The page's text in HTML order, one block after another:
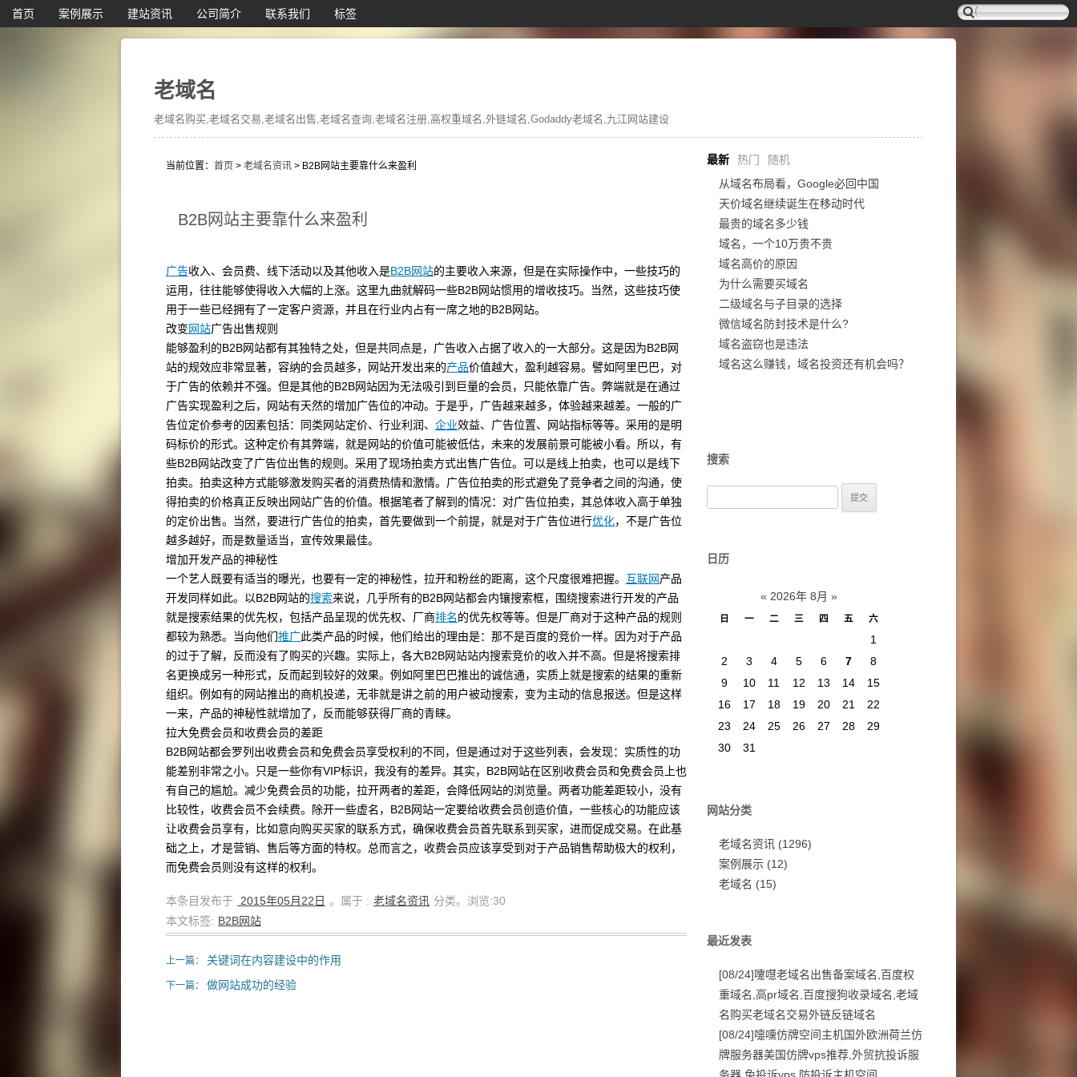
首页 案例展示 建站资讯 公司简介 联系我们 标签
老域名
老域名购买,老域名交易,老域名出售,老域名查询,老域名注册,高权重域名,外链域名,Godaddy老域名,九江网站建设
当前位置： 首页 > 老域名资讯 > B2B网站主要靠什么来盈利
B2B网站主要靠什么来盈利
广告收入、会员费、线下活动以及其他收入是B2B网站的主要收入来源，但是在实际操作中，一些技巧的
运用，往往能够使得收入大幅的上涨。这里九曲就解码一些B2B网站惯用的增收技巧。当然，这些技巧使
用于一些已经拥有了一定客户资源，并且在行业内占有一席之地的B2B网站。
改变网站广告出售规则
能够盈利的B2B网站都有其独特之处，但是共同点是，广告收入占据了收入的一大部分。这是因为B2B网
站的规效应非常显著，容纳的会员越多，网站开发出来的产品价值越大，盈利越容易。譬如阿里巴巴，对
于广告的依赖并不强。但是其他的B2B网站因为无法吸引到巨量的会员，只能依靠广告。弊端就是在通过
广告实现盈利之后，网站有天然的增加广告位的冲动。于是乎，广告越来越多，体验越来越差。一般的广
告位定价参考的因素包括：同类网站定价、行业利润、 企业效益、广告位置、网站指标等等。采用的是明
码标价的形式。这种定价有其弊端，就是网站的价值可能被低估，未来的发展前景可能被小看。所以，有
些B2B网站改变了广告位出售的规则。采用了现场拍卖方式出售广告位。可以是线上拍卖，也可以是线下
拍卖。拍卖这种方式能够激发购买者的消费热情和激情。广告位拍卖的形式避免了竞争者之间的沟通，使
得拍卖的价格真正反映出网站广告的价值。根据笔者了解到的情况：对广告位拍卖，其总体收入高于单独
的定价出售。当然，要进行广告位的拍卖，首先要做到一个前提，就是对于广告位进行优化，不是广告位
越多越好，而是数量适当，宣传效果最佳。
增加开发产品的神秘性
一个艺人既要有适当的曝光，也要有一定的神秘性，拉开和粉丝的距离，这个尺度很难把握。 互联网产品
开发同样如此。以B2B网站的搜索来说，几乎所有的B2B网站都会内镶搜索框，围绕搜索进行开发的产品
就是搜索结果的优先权，包括产品呈现的优先权、厂商排名的优先权等等。但是厂商对于这种产品的规则
都较为熟悉。当向他们推广此类产品的时候，他们给出的理由是：那不是百度的竞价一样。因为对于产品
的过于了解，反而没有了购买的兴趣。实际上，各大B2B网站站内搜索竞价的收入并不高。但是将搜索排
名更换成另一种形式，反而起到较好的效果。例如阿里巴巴推出的诚信通，实质上就是搜索的结果的重新
组织。例如有的网站推出的商机投递，无非就是讲之前的用户被动搜索，变为主动的信息报送。但是这样
一来，产品的神秘性就增加了，反而能够获得厂商的青睐。
拉大免费会员和收费会员的差距
B2B网站都会罗列出收费会员和免费会员享受权利的不同，但是通过对于这些列表，会发现：实质性的功
能差别非常之小。只是一些你有VIP标识，我没有的差异。其实，B2B网站在区别收费会员和免费会员上也
有自己的尴尬。减少免费会员的功能，拉开两者的差距，会降低网站的浏览量。两者功能差距较小，没有
比较性，收费会员不会续费。除开一些虚名，B2B网站一定要给收费会员创造价值，一些核心的功能应该
让收费会员享有，比如意向购买买家的联系方式，确保收费会员首先联系到买家，进而促成交易。在此基
础之上，才是营销、售后等方面的特权。总而言之，收费会员应该享受到对于产品销售帮助极大的权利，
而免费会员则没有这样的权利。
本条目发布于 2015年05月22日 。属于 : 老域名资讯 分类。浏览:30
本文标签: B2B网站
上一篇： 关键词在内容建设中的作用
下一篇： 做网站成功的经验
最新 热门
随机
从域名布局看，Google必回中国
天价域名继续诞生在移动时代
最贵的域名多少钱
域名，一个10万贵不贵
域名高价的原因
为什么需要买域名
二级域名与子目录的选择
微信域名防封技术是什么?
域名盗窃也是违法
域名这么赚钱，域名投资还有机会吗？
搜索
日历
« 2026年 8月 »
日 一 二 三 四 五 六
1
2
3 4 5 6 7
8
9
10 11 12 13 14
15
16
17 18 19 20 21
22
23
24 25 26 27 28
29
30
31
网站分类
老域名资讯 (1296)
案例展示 (12)
老域名 (15)
最近发表
[08/24]嚔嚖老域名出售备案域名,百度权
重域名,高pr域名,百度搜狗收录域名,老域
名购买老域名交易外链反链域名
[08/24]嚏嚑仿牌空间主机国外欧洲荷兰仿
牌服务器美国仿牌vps推荐,外贸抗投诉服